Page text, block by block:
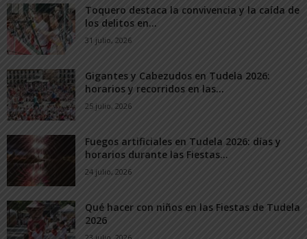
Toquero destaca la convivencia y la caída de
los delitos en...
31 julio, 2026
Gigantes y Cabezudos en Tudela 2026:
horarios y recorridos en las...
25 julio, 2026
Fuegos artificiales en Tudela 2026: días y
horarios durante las Fiestas...
24 julio, 2026
Qué hacer con niños en las Fiestas de Tudela
2026